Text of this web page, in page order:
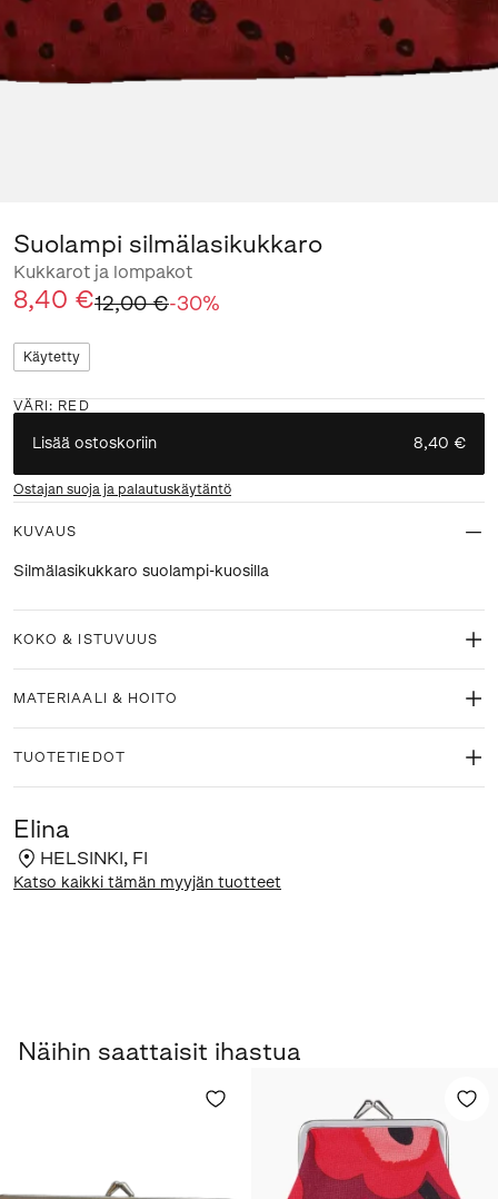
Suolampi silmälasikukkaro
Kukkarot ja lompakot
8,40 €12,00 €-30%
Käytetty
VÄRI : RED
Lisää ostoskoriin 8,40 €
Ostajan suoja ja palautuskäytäntö
KUVAUS
Silmälasikukkaro suolampi-kuosilla
KOKO & ISTUVUUS
MATERIAALI & HOITO
TUOTETIEDOT
Elina
HELSINKI, FI
Katso kaikki tämän myyjän tuotteet
Näihin saattaisit ihastua